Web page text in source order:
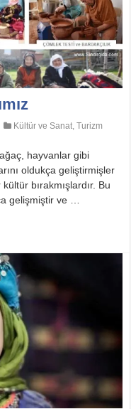
Kültür ve Sanat,Turizm
hayvanlar gibi
oldukça geliştirmişler
bırakmışlardır. Bu
gelişmiştir ve …